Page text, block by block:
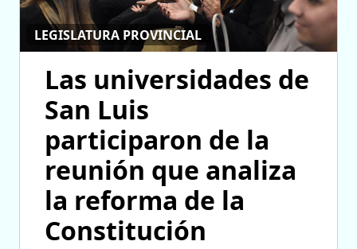
LEGISLATURA PROVINCIAL
Las universidades de
San Luis
participaron de la
reunión que analiza
la reforma de la
Constitución